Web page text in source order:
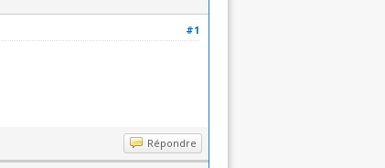
#1
Répondre